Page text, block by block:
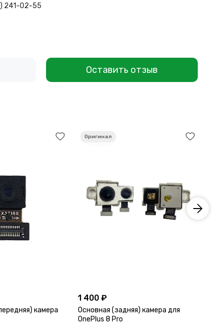
241-02-55
Оставить отзыв
камера
1 400 ₽
Основная (задняя) камера для
OnePlus 8 Pro